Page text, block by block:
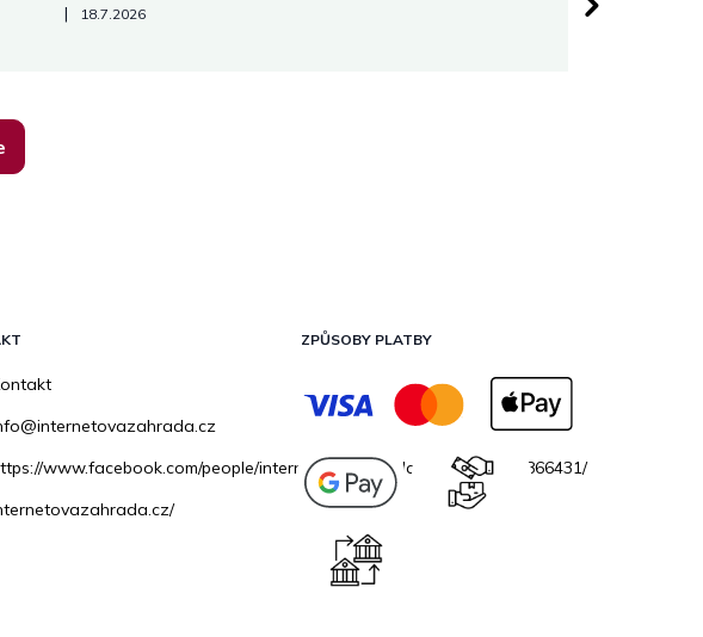
obchodu je 5 z 5 hvězdiček.
| 18.7.2026
@internetovazahrada.cz
www.facebook.com/people/internetovazahradacz/100069706866431/
ZPŮSOBY PLATBY